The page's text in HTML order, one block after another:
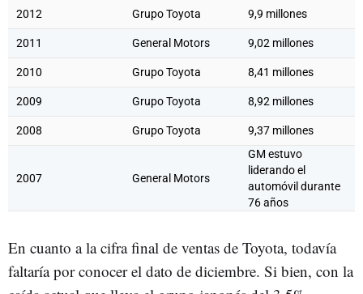
2012 Grupo Toyota 9,9 millones
2011 General Motors 9,02 millones
2010 Grupo Toyota 8,41 millones
2009 Grupo Toyota 8,92 millones
2008 Grupo Toyota 9,37 millones
2007 General Motors
GM estuvo
liderando el
automóvil durante
76 años
En cuanto a la cifra final de ventas de Toyota, todavía
faltaría por conocer el dato de diciembre. Si bien, con la